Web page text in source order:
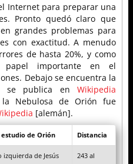
Internet para preparar una
Pronto quedó claro que
grandes problemas para
con exactitud. A menudo
de hasta 20%, y como
papel importante en el
Debajo se encuentra la
se publica en Wikipedia
Nebulosa de Orión fue
[alemán].
estudio de Orión Distancia
izquierda de Jesús 243 al